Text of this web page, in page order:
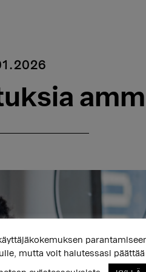
mutta voit halutessasi päättää